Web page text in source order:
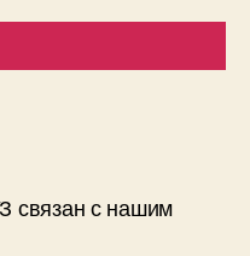
связан с нашим